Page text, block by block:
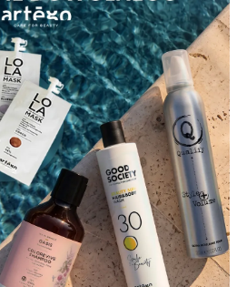
bez połysku
cieszą się pasty matowe, które
wyglądbez nadmiernego
rozwiązanie dla osób
swobodne stylizacje. Matowe
wybierane przez posiadaczy
włosów. Pozwalają wizualnie
podkreślają teksturę pasm i
kosmyków.
matowych jest tak zwany
naturalnie, zachowują swoją
obciążonych produktem.
się lekko, a jednocześnie
wiele godzin.